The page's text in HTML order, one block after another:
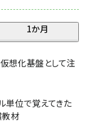
1か月
想化基盤として注
単位で覚えてきた
教材